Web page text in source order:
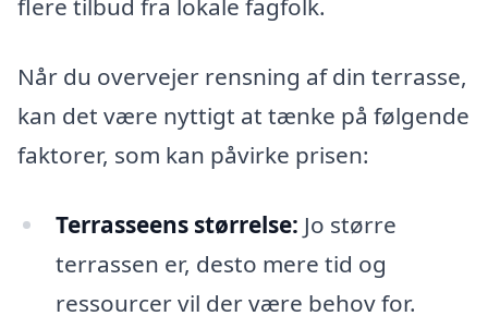
flere tilbud fra lokale fagfolk.
Når du overvejer rensning af din terrasse,
kan det være nyttigt at tænke på følgende
faktorer, som kan påvirke prisen:
Terrasseens størrelse: Jo større
terrassen er, desto mere tid og
ressourcer vil der være behov for.